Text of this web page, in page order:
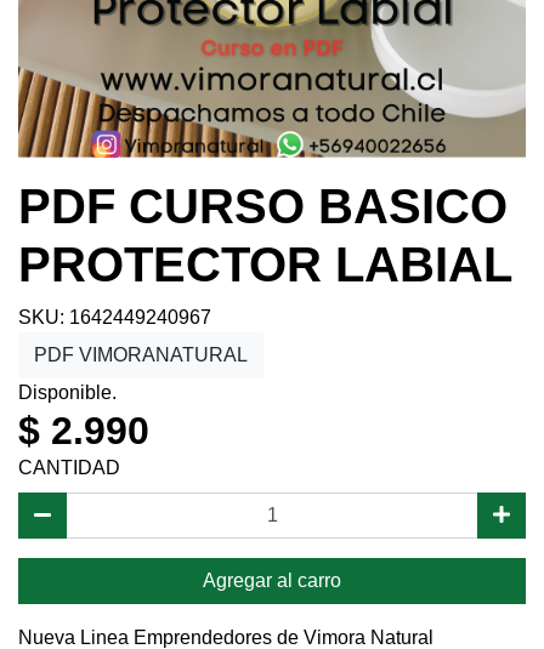
PDF CURSO BASICO
PROTECTOR LABIAL
SKU: 1642449240967
PDF VIMORANATURAL
Disponible.
$ 2.990
CANTIDAD
Agregar al carro
Nueva Linea Emprendedores de Vimora Natural